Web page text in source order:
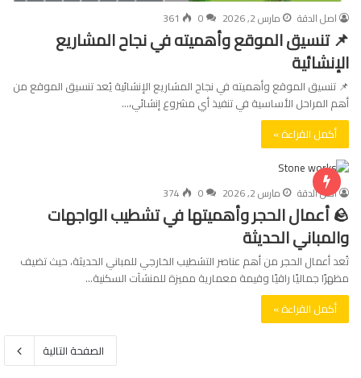
اصل الدقة مارس 2, 2026 0
361
📌 تنسيق الموقع وأهميته في نجاح المشاريع
الإنشائية
📌 تنسيق الموقع وأهميته في نجاح المشاريع الإنشائية يُعد تنسيق الموقع من
أهم المراحل الأساسية في تنفيذ أي مشروع إنشائي،…
أكمل القراءة »
اصل الدقة مارس 2, 2026 0
374
🪨 أعمال الحجر وأهميتها في تشطيب الواجهات
والمباني الحديثة
تُعد أعمال الحجر من أهم عناصر التشطيب الخارجي للمباني الحديثة، حيث تضيف
مظهرًا جماليًا راقيًا وقيمة معمارية مميزة للمنشآت السكنية…
أكمل القراءة »
الصفحة التالية